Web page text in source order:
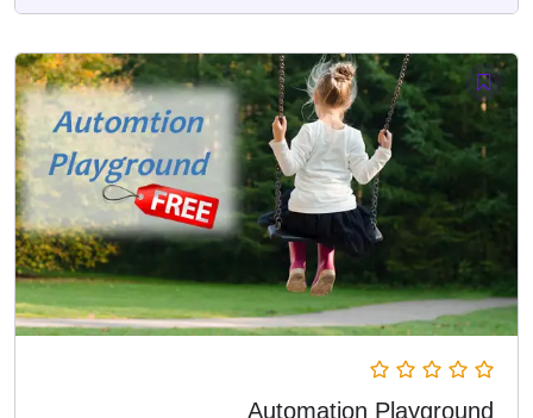
Automation Playground